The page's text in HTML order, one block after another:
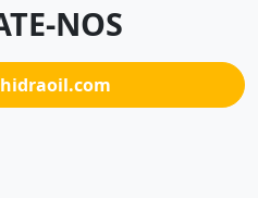
NOS